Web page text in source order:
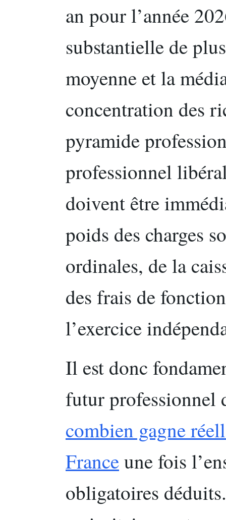
an pour l’année
substantielle de
moyenne et la
concentration des
pyramide
professionnel
doivent être
poids des charges
ordinales, de la
des frais de
l’exercice
Il est donc
futur professionnel
combien gagne
Franceune fois
obligatoires